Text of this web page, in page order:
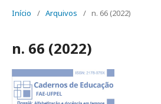
Início / Arquivos / n. 66 (2022)
n. 66 (2022)